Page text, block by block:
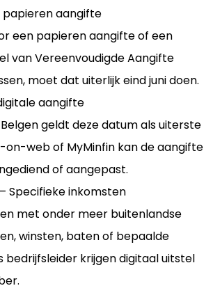
papieren aangifte
een papieren aangifte of een
van Vereenvoudigde Aangifte
moet dat uiterlijk eind juni doen.
aangifte
geldt deze datum als uiterste
on-web of MyMinfin kan de aangifte
of aangepast.
Specifieke inkomsten
met onder meer buitenlandse
winsten, baten of bepaalde
bedrijfsleider krijgen digitaal uitstel